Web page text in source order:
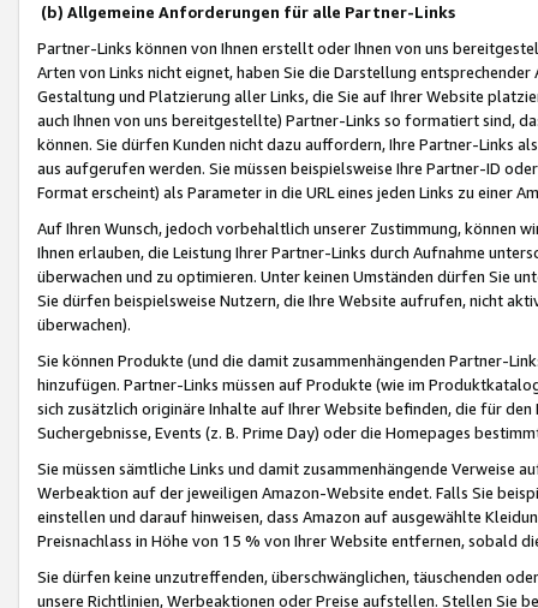
(b) Allgemeine Anforderungen für alle Partner-Links
Partner-Links können von Ihnen erstellt oder Ihnen von uns
Arten von Links nicht eignet, haben Sie die Darstellung
Gestaltung und Platzierung aller Links, die Sie auf Ihrer Website
auch Ihnen von uns bereitgestellte) Partner-Links so formatiert sind,
können. Sie dürfen Kunden nicht dazu auffordern, Ihre Partner-Links
aus aufgerufen werden. Sie müssen beispielsweise Ihre Partner-ID
Format erscheint) als Parameter in die URL eines jeden Links zu einer
Auf Ihren Wunsch, jedoch vorbehaltlich unserer Zustimmung, können
Ihnen erlauben, die Leistung Ihrer Partner-Links durch Aufnahme
überwachen und zu optimieren. Unter keinen Umständen dürfen Sie
Sie dürfen beispielsweise Nutzern, die Ihre Website aufrufen, nicht
überwachen).
Sie können Produkte (und die damit zusammenhängenden Partner-
hinzufügen. Partner-Links müssen auf Produkte (wie im
sich zusätzlich originäre Inhalte auf Ihrer Website befinden, die für
Suchergebnisse, Events (z. B. Prime Day) oder die Homepages
Sie müssen sämtliche Links und damit zusammenhängende
Werbeaktion auf der jeweiligen Amazon-Website endet. Falls Sie
einstellen und darauf hinweisen, dass Amazon auf ausgewählte
Preisnachlass in Höhe von 15 % von Ihrer Website entfernen, sobald
Sie dürfen keine unzutreffenden, überschwänglichen, täuschenden
unsere Richtlinien, Werbeaktionen oder Preise aufstellen. Stellen Sie